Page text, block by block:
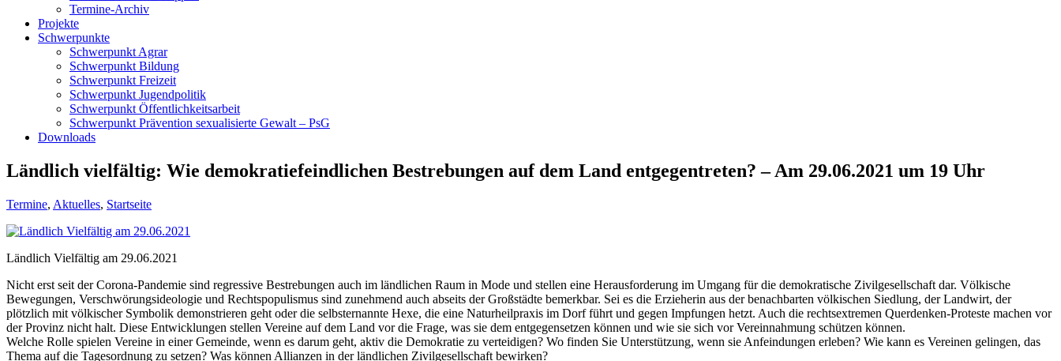
Termine-Archiv
Projekte
Schwerpunkte
Schwerpunkt Agrar
Schwerpunkt Bildung
Schwerpunkt Freizeit
Schwerpunkt Jugendpolitik
Schwerpunkt Öffentlichkeitsarbeit
Schwerpunkt Prävention sexualisierte Gewalt – PsG
Downloads
Ländlich vielfältig: Wie demokratiefeindlichen Bestrebungen auf dem Land entgegentreten? – Am 29.06.2021 um 19 Uhr
Termine, Aktuelles, Startseite
Ländlich Vielfältig am 29.06.2021
Nicht erst seit der Corona-Pandemie sind regressive Bestrebungen auch im ländlichen Raum in Mode und stellen eine Herausforderung im Umgang für die demokratische Zivilgesellschaft dar. Völkische
Bewegungen, Verschwörungsideologie und Rechtspopulismus sind zunehmend auch abseits der Großstädte bemerkbar. Sei es die Erzieherin aus der benachbarten völkischen Siedlung, der Landwirt, der
plötzlich mit völkischer Symbolik demonstrieren geht oder die selbsternannte Hexe, die eine Naturheilpraxis im Dorf führt und gegen Impfungen hetzt. Auch die rechtsextremen Querdenken-Proteste machen vor
der Provinz nicht halt. Diese Entwicklungen stellen Vereine auf dem Land vor die Frage, was sie dem entgegensetzen können und wie sie sich vor Vereinnahmung schützen können.
Welche Rolle spielen Vereine in einer Gemeinde, wenn es darum geht, aktiv die Demokratie zu verteidigen? Wo finden Sie Unterstützung, wenn sie Anfeindungen erleben? Wie kann es Vereinen gelingen, das
Thema auf die Tagesordnung zu setzen? Was können Allianzen in der ländlichen Zivilgesellschaft bewirken?